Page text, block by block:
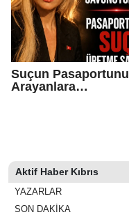
Suçun Pasaportunu
Arayanlara…
Aktif Haber Kıbrıs
YAZARLAR
SON DAKİKA